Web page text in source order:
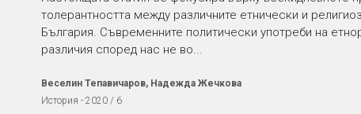
толерантността между различните етнически и
България. Съвременните политически употреби на
различия според нас не во...
Веселин Тепавичаров, Надежда Жечкова
История - 2020 / 6